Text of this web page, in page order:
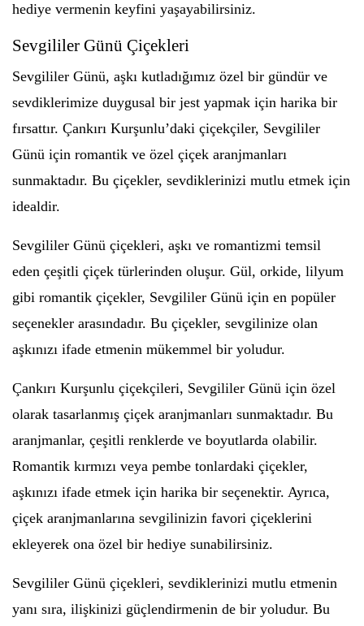
hediye vermenin keyfini yaşayabilirsiniz.
Sevgililer Günü Çiçekleri
Sevgililer Günü, aşkı kutladığımız özel bir gündür ve
sevdiklerimize duygusal bir jest yapmak için harika bir
fırsattır. Çankırı Kurşunlu’daki çiçekçiler, Sevgililer
Günü için romantik ve özel çiçek aranjmanları
sunmaktadır. Bu çiçekler, sevdiklerinizi mutlu etmek için
idealdir.
Sevgililer Günü çiçekleri, aşkı ve romantizmi temsil
eden çeşitli çiçek türlerinden oluşur. Gül, orkide, lilyum
gibi romantik çiçekler, Sevgililer Günü için en popüler
seçenekler arasındadır. Bu çiçekler, sevgilinize olan
aşkınızı ifade etmenin mükemmel bir yoludur.
Çankırı Kurşunlu çiçekçileri, Sevgililer Günü için özel
olarak tasarlanmış çiçek aranjmanları sunmaktadır. Bu
aranjmanlar, çeşitli renklerde ve boyutlarda olabilir.
Romantik kırmızı veya pembe tonlardaki çiçekler,
aşkınızı ifade etmek için harika bir seçenektir. Ayrıca,
çiçek aranjmanlarına sevgilinizin favori çiçeklerini
ekleyerek ona özel bir hediye sunabilirsiniz.
Sevgililer Günü çiçekleri, sevdiklerinizi mutlu etmenin
yanı sıra, ilişkinizi güçlendirmenin de bir yoludur. Bu